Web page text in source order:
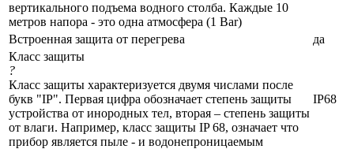
вертикального подъема водного столба. Каждые 10
метров напора - это одна атмосфера (1 Bar)
Встроенная защита от перегрева
да
Класс защиты
?
Класс защиты характеризуется двумя числами после
букв "IP". Первая цифра обозначает степень защиты
устройства от инородных тел, вторая – степень защиты
от влаги. Например, класс защиты IP 68, означает что
прибор является пыле - и водонепроницаемым
IP68